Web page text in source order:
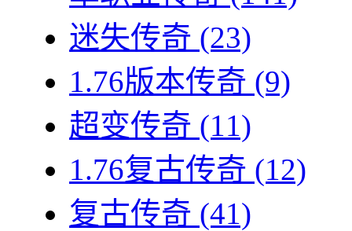
迷失传奇 (23)
1.76版本传奇 (9)
超变传奇 (11)
1.76复古传奇 (12)
复古传奇 (41)